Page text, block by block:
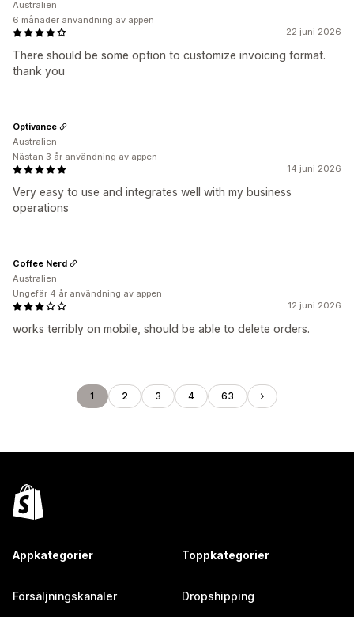
22 juni 2026
There should be some option to customize invoicing format.
thank you
Australien
6 månader användning av appen
14 juni 2026
Very easy to use and integrates well with my business
operations
Optivance
Australien
Nästan 3 år användning av appen
12 juni 2026
works terribly on mobile, should be able to delete orders.
Coffee Nerd
Australien
Ungefär 4 år användning av appen
1 2 3 4 63
Appkategorier
Försäljningskanaler
Toppkategorier
Dropshipping